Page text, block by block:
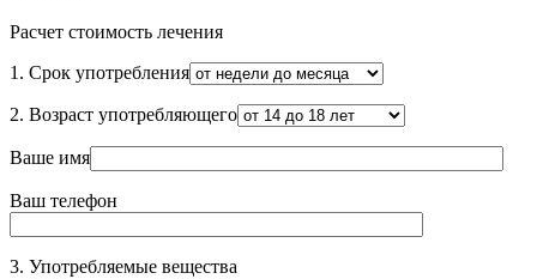
Расчет стоимость лечения
1. Срок употребления
2. Возраст употребляющего
Ваше имя
Ваш телефон
3. Употребляемые вещества